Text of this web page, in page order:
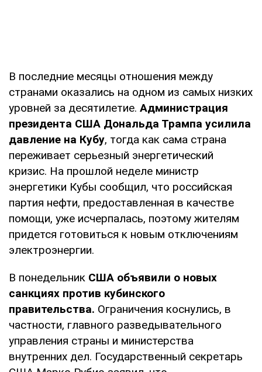
В последние месяцы отношения между
странами оказались на одном из самых низких
уровней за десятилетие. Администрация
президента США Дональда Трампа усилила
давление на Кубу, тогда как сама страна
переживает серьезный энергетический
кризис. На прошлой неделе министр
энергетики Кубы сообщил, что российская
партия нефти, предоставленная в качестве
помощи, уже исчерпалась, поэтому жителям
придется готовиться к новым отключениям
электроэнергии.
В понедельник США объявили о новых
санкциях против кубинского
правительства. Ограничения коснулись, в
частности, главного разведывательного
управления страны и министерства
внутренних дел. Государственный секретарь